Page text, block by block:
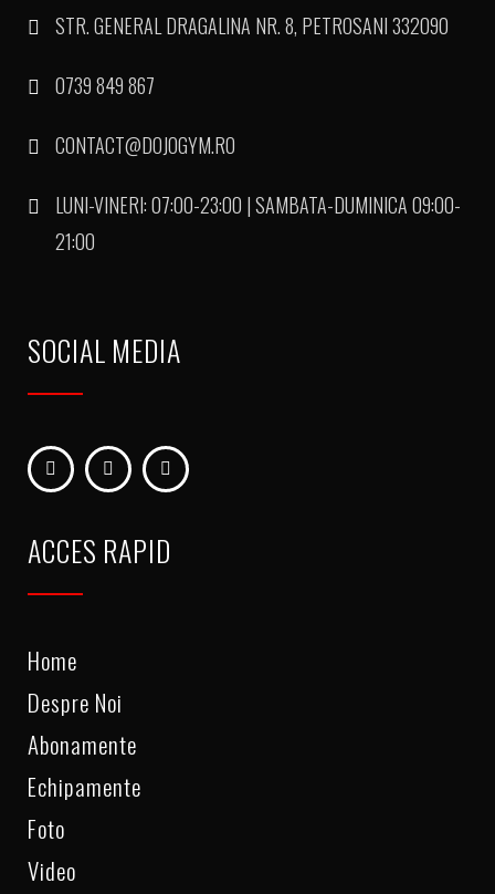
STR. GENERAL DRAGALINA NR. 8, PETROSANI 332090
0739 849 867
CONTACT@DOJOGYM.RO
LUNI-VINERI: 07:00-23:00 | SAMBATA-DUMINICA 09:00-
21:00
SOCIAL MEDIA
ACCES RAPID
Home
Despre Noi
Abonamente
Echipamente
Foto
Video